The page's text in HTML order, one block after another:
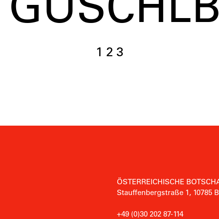
1 2 3
ÖSTERREICHISCHE
Stauffenbergstraße 1, 10785
+49 (0)30 202 87-114